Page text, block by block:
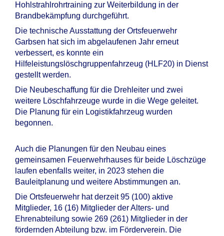
Hohlstrahlrohrtraining zur Weiterbildung in der
Brandbekämpfung durchgeführt.
Die technische Ausstattung der Ortsfeuerwehr
Garbsen hat sich im abgelaufenen Jahr erneut
verbessert, es konnte ein
Hilfeleistungslöschgruppenfahrzeug (HLF20) in Dienst
gestellt werden.
Die Neubeschaffung für die Drehleiter und zwei
weitere Löschfahrzeuge wurde in die Wege geleitet.
Die Planung für ein Logistikfahrzeug wurden
begonnen.
Auch die Planungen für den Neubau eines
gemeinsamen Feuerwehrhauses für beide Löschzüge
laufen ebenfalls weiter, in 2023 stehen die
Bauleitplanung und weitere Abstimmungen an.
Die Ortsfeuerwehr hat derzeit 95 (100) aktive
Mitglieder, 16 (16) Mitglieder der Alters- und
Ehrenabteilung sowie 269 (261) Mitglieder in der
fördernden Abteilung bzw. im Förderverein. Die